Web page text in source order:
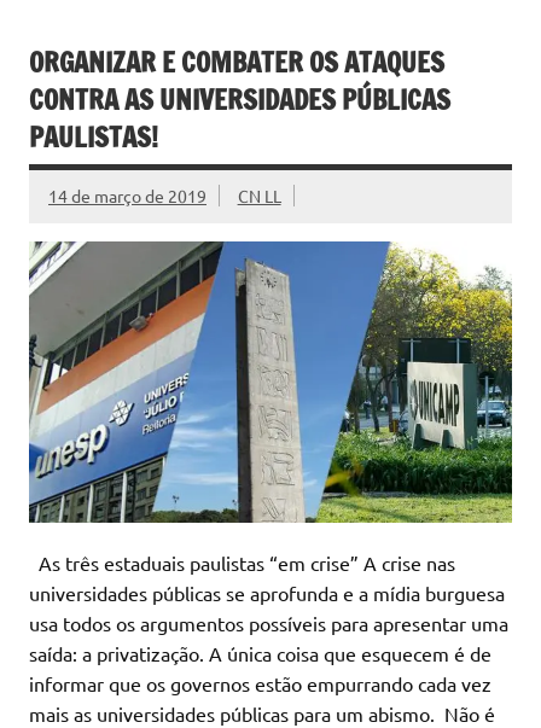
ORGANIZAR E COMBATER OS ATAQUES
CONTRA AS UNIVERSIDADES PÚBLICAS
PAULISTAS!
14 de março de 2019 CN LL
As três estaduais paulistas “em crise” A crise nas
universidades públicas se aprofunda e a mídia burguesa
usa todos os argumentos possíveis para apresentar uma
saída: a privatização. A única coisa que esquecem é de
informar que os governos estão empurrando cada vez
mais as universidades públicas para um abismo. Não é